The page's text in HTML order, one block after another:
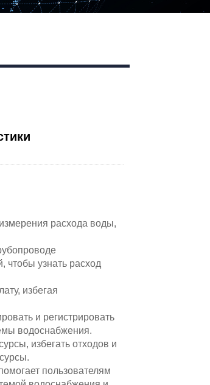
расхода воды,
чтобы узнать расход
избегая
и регистрировать
водоснабжения.
избегать отходов и
пользователям